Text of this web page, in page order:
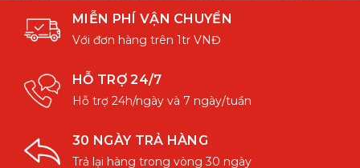
MIỄN PHÍ VẬN CHUYỂN
Với đơn hàng trên 1tr VNĐ
HỖ TRỢ 24/7
Hỗ trợ 24h/ngày và 7 ngày/tuần
30 NGÀY TRẢ HÀNG
Trả lại hàng trong vòng 30 ngày